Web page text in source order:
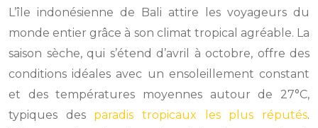
L’île indonésienne de Bali attire les voyageurs du
monde entier grâce à son climat tropical agréable. La
saison sèche, qui s’étend d’avril à octobre, offre des
conditions idéales avec un ensoleillement constant
et des températures moyennes autour de 27°C,
typiques des paradis tropicaux les plus réputés.